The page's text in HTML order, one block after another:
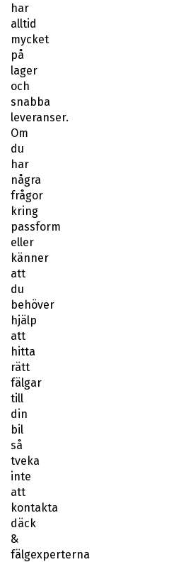
har
alltid
mycket
på
lager
och
snabba
leveranser.
Om
du
har
några
frågor
kring
passform
eller
känner
att
du
behöver
hjälp
att
hitta
rätt
fälgar
till
din
bil
så
tveka
inte
att
kontakta
däck
&
fälgexperterna